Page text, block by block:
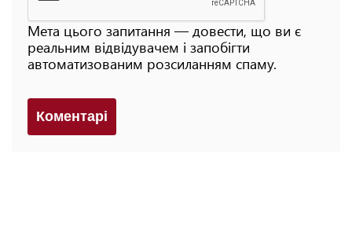
Мета цього запитання — довести, що ви є
реальним відвідувачем і запобігти
автоматизованим розсиланням спаму.
Коментарi